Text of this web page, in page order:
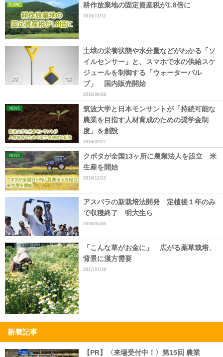
耕作放棄地の固定資産税が1.8倍に
2015/11/12
土壌の栄養状態や水分量などがわかる「ソ
イルセンサー」と、スマホで水の供給スケ
ジュールを制御する「ウォーターバル
ブ」 国内販売開始
2016/06/28
筑波大学と日本モンサントが「持続可能な
農業を目指す人材育成のための奨学金制
度」を創設
2016/02/27
クボタが全国13ヶ所に農業法人を設立 米
生産を開始
2015/12/22
アスパラの新栽培法開発 定植後１年のみ
で収穫終了 明大生ら
2016/05/30
「こんな草がお金に」 広がる薬草栽培、
背景に漢方需要
2017/07/18
新着記事
【PR】〈来場受付中！〉第15回 農業